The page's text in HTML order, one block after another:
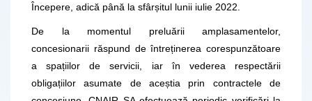
Începere, adică până la sfârșitul lunii iulie 2022.
De la momentul preluării amplasamentelor,
concesionarii răspund de întreținerea corespunzătoare
a spațiilor de servicii, iar în vederea respectării
obligațiilor asumate de aceștia prin contractele de